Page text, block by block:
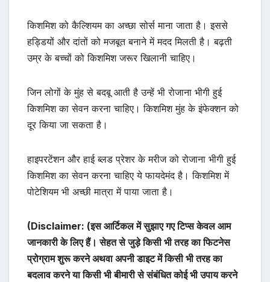
किशमिश को कैल्शियम का अच्छा सोर्स माना जाता है। इससे
हड्डियों और दांतों को मजबूत बनाने में मदद मिलती है। बढ़ती
उम्र के बच्चों को किशमिश जरूर खिलानी चाहिए।
जिन लोगों के मुंह से बदबू आती है उन्हें भी रोजाना भीगी हुई
किशमिश का सेवन करना चाहिए। किशमिश मुंह के इंफेक्शन को
दूर किया जा सकता है।
हाइपरटेंशन और हाई ब्लड प्रेशर के मरीज को रोजाना भीगी हुई
किशमिश का सेवन करना चाहिए ये फायदेमंद है। किशमिश में
पोटेशियम भी अच्छी मात्रा में पाया जाता है।
(Disclaimer: (इस आर्टिकल में सुझाए गए टिप्स केवल आम
जानकारी के लिए हैं। सेहत से जुड़े किसी भी तरह का फिटनेस
प्रोग्राम शुरू करने अथवा अपनी डाइट में किसी भी तरह का
बदलाव करने या किसी भी बीमारी से संबंधित कोई भी उपाय करने